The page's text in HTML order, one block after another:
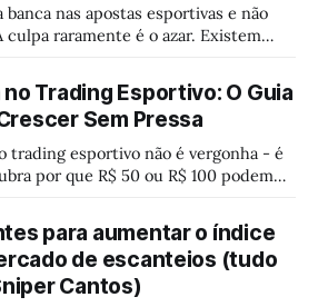
banca nas apostas esportivas e não
raramente é o azar. Existem
e controle emocional que
Descubra quais são e
capital antes que seja tarde demais.
Trading Esportivo: O Guia
Sem Pressa
trading esportivo não é vergonha - é
por que R$ 50 ou R$ 100 podem
para construir conhecimento real e
de buscar fórmulas mágicas e
dos profissionais.
para aumentar o índice
de escanteios (tudo
Cantos)